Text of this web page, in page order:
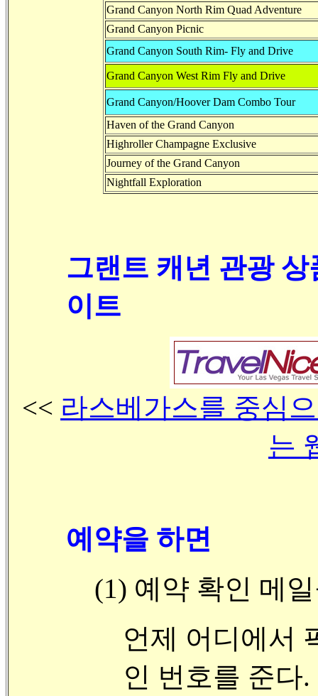
Grand Canyon North Rim Quad Adventure
Grand Canyon Picnic
Grand Canyon South Rim- Fly and Drive
Grand Canyon West Rim Fly and Drive
Grand Canyon/Hoover Dam Combo Tour
Haven of the Grand Canyon
Highroller Champagne Exclusive
Journey of the Grand Canyon
Nightfall Exploration
그랜트 캐년 관광
이트
<< 라스베가스를 중심
는
예약을 하면
(1) 예약 확인 메
언제 어디에서
인 번호를 준다.